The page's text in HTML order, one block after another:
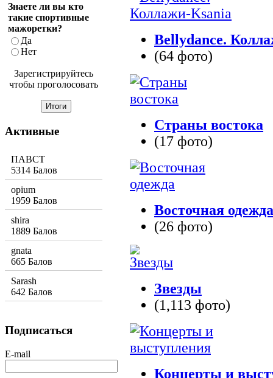
Bellydance.
(64 фото)
Страны востока
(17 фото)
Восточная одежда
(26 фото)
Звезды
(1,113 фото)
Концерты и
Знаете ли вы кто
такие спортивные
мажоретки?
Да
Нет
Зарегистрируйтесь
чтобы проголосовать
Активные
ПАВСТ
5314 Балов
opium
1959 Балов
shira
1889 Балов
gnata
665 Балов
Sarash
642 Балов
Подписаться
E-mail